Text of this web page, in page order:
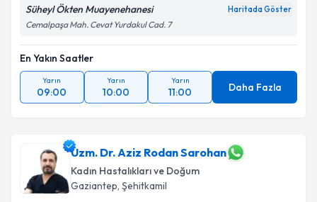
Süheyl Ökten Muayenehanesi Haritada Göster
Cemalpaşa Mah. Cevat Yurdakul Cad. 7
En Yakın Saatler
Yarın
09:00
Yarın
10:00
Yarın
11:00 Daha Fazla
Uzm. Dr. Aziz Rodan Sarohan
Kadın Hastalıkları ve Doğum
Gaziantep, Şehitkamil